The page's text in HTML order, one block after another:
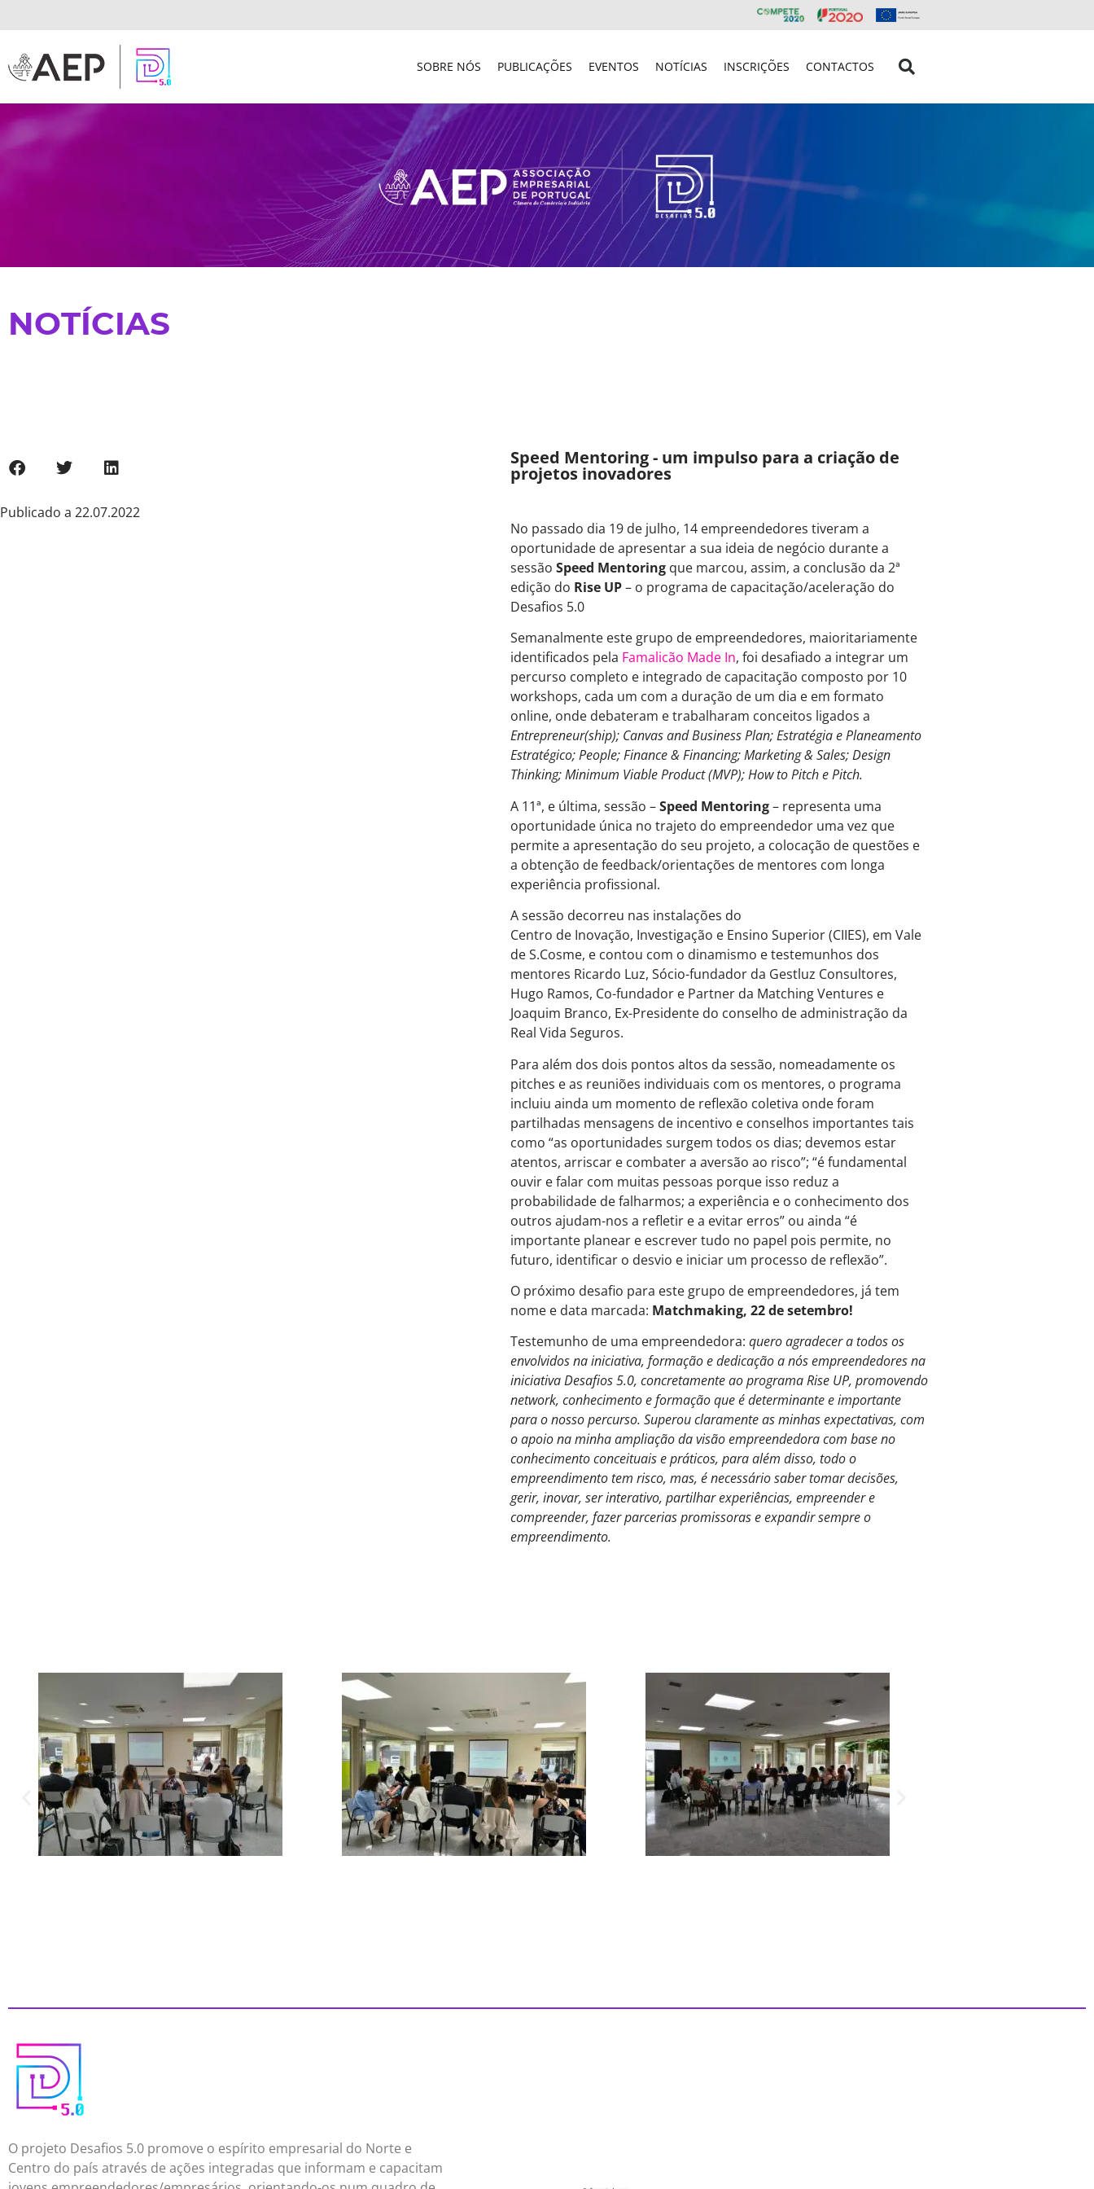
SOBRE NÓS PUBLICAÇÕES EVENTOS NOTÍCIAS INSCRIÇÕES CONTACTOS
NOTÍCIAS
Publicado a 22.07.2022
Speed Mentoring - um impulso para a criação de
projetos inovadores
No passado dia 19 de julho, 14 empreendedores tiveram a
oportunidade de apresentar a sua ideia de negócio durante a
sessão Speed Mentoring que marcou, assim, a conclusão da 2ª
edição do Rise UP– o programa de capacitação/aceleração do
Desafios 5.0
Semanalmente este grupo de empreendedores, maioritariamente
identificados pela Famalicão Made In, foi desafiado a integrar um
percurso completo e integrado de capacitação composto por 10
workshops, cada um com a duração de um dia e em formato
online, onde debateram e trabalharam conceitos ligados a
Entrepreneur(ship); Canvas and Business Plan; Estratégia e Planeamento
Estratégico; People; Finance & Financing; Marketing & Sales; Design
Thinking; Minimum Viable Product (MVP); How to Pitch e Pitch.
A 11ª, e última, sessão –Speed Mentoring– representa uma
oportunidade única no trajeto do empreendedor uma vez que
permite a apresentação do seu projeto, a colocação de questões e
a obtenção de feedback/orientações de mentores com longa
experiência profissional.
A sessão decorreu nas instalações do
Centro de Inovação, Investigação e Ensino Superior (CIIES), em Vale
de S.Cosme, e contou com o dinamismo e testemunhos dos
mentores Ricardo Luz, Sócio-fundador da Gestluz Consultores,
Hugo Ramos, Co-fundador e Partner da Matching Ventures e
Joaquim Branco, Ex-Presidente do conselho de administração da
Real Vida Seguros.
Para além dos dois pontos altos da sessão, nomeadamente os
pitches e as reuniões individuais com os mentores, o programa
incluiu ainda um momento de reflexão coletiva onde foram
partilhadas mensagens de incentivo e conselhos importantes tais
como “as oportunidades surgem todos os dias; devemos estar
atentos, arriscar e combater a aversão ao risco”; “é fundamental
ouvir e falar com muitas pessoas porque isso reduz a
probabilidade de falharmos; a experiência e o conhecimento dos
outros ajudam-nos a refletir e a evitar erros” ou ainda “é
importante planear e escrever tudo no papel pois permite, no
futuro, identificar o desvio e iniciar um processo de reflexão”.
O próximo desafio para este grupo de empreendedores, já tem
nome e data marcada: Matchmaking, 22 de setembro!
Testemunho de uma empreendedora: quero agradecer a todos os
envolvidos na iniciativa, formação e dedicação a nós empreendedores na
iniciativa Desafios 5.0, concretamente ao programa Rise UP, promovendo
network, conhecimento e formação que é determinante e importante
para o nosso percurso. Superou claramente as minhas expectativas, com
o apoio na minha ampliação da visão empreendedora com base no
conhecimento conceituais e práticos, para além disso, todo o
empreendimento tem risco, mas, é necessário saber tomar decisões,
gerir, inovar, ser interativo, partilhar experiências, empreender e
compreender, fazer parcerias promissoras e expandir sempre o
empreendimento.
O projeto Desafios 5.0 promove o espírito empresarial do Norte e
Centro do país através de ações integradas que informam e capacitam